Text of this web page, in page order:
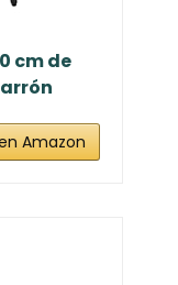
cm de
Amazon